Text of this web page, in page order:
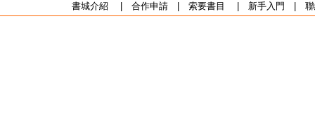
書城介紹 合作申請| 索要書目 新手入門